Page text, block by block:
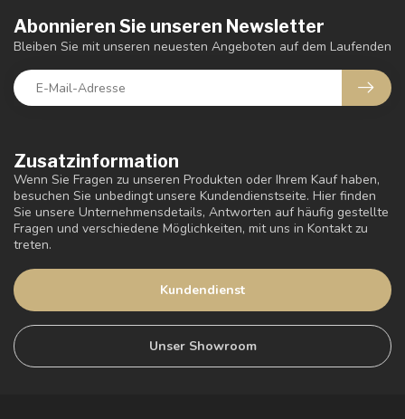
Zusatzinformation
Wenn Sie Fragen zu unseren Produkten oder Ihrem Kauf haben,
besuchen Sie unbedingt unsere Kundendienstseite. Hier finden
Sie unsere Unternehmensdetails, Antworten auf häufig gestellte
Fragen und verschiedene Möglichkeiten, mit uns in Kontakt zu
treten.
Kundendienst
Unser Showroom
Abonnieren Sie unseren Newsletter
Bleiben Sie mit unseren neuesten Angeboten auf dem Laufenden